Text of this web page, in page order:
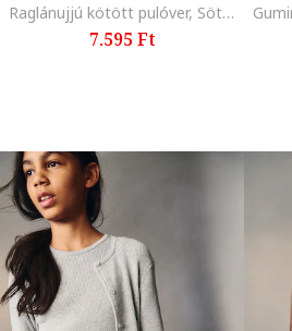
Raglánujjú kötött pulóver, Sötétbézs
7.595 Ft